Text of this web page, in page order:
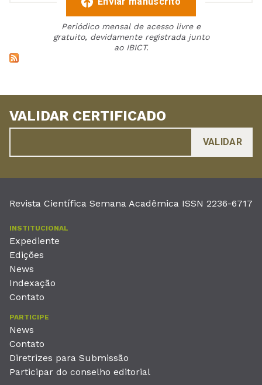
Periódico mensal de acesso livre e
gratuito, devidamente registrada junto
ao IBICT.
VALIDAR CERTIFICADO
Revista Científica Semana Acadêmica ISSN 2236-6717
INSTITUCIONAL
Expediente
Edições
News
Indexação
Contato
PARTICIPE
News
Contato
Diretrizes para Submissão
Participar do conselho editorial